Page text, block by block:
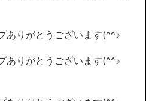
ありがとうございます(^^♪
ありがとうございます(^^♪